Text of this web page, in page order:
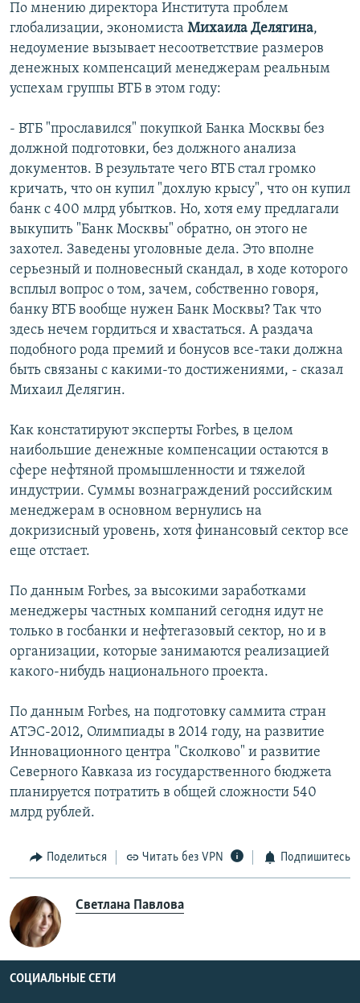
По мнению директора Института проблем
глобализации, экономиста Михаила Делягина,
недоумение вызывает несоответствие размеров
денежных компенсаций менеджерам реальным
успехам группы ВТБ в этом году:
- ВТБ "прославился" покупкой Банка Москвы без
должной подготовки, без должного анализа
документов. В результате чего ВТБ стал громко
кричать, что он купил "дохлую крысу", что он купил
банк с 400 млрд убытков. Но, хотя ему предлагали
выкупить "Банк Москвы" обратно, он этого не
захотел. Заведены уголовные дела. Это вполне
серьезный и полновесный скандал, в ходе которого
всплыл вопрос о том, зачем, собственно говоря,
банку ВТБ вообще нужен Банк Москвы? Так что
здесь нечем гордиться и хвастаться. А раздача
подобного рода премий и бонусов все-таки должна
быть связаны с какими-то достижениями, - сказал
Михаил Делягин.
Как констатируют эксперты Forbes, в целом
наибольшие денежные компенсации остаются в
сфере нефтяной промышленности и тяжелой
индустрии. Суммы вознаграждений российским
менеджерам в основном вернулись на
докризисный уровень, хотя финансовый сектор все
еще отстает.
По данным Forbes, за высокими заработками
менеджеры частных компаний сегодня идут не
только в госбанки и нефтегазовый сектор, но и в
организации, которые занимаются реализацией
какого-нибудь национального проекта.
По данным Forbes, на подготовку саммита стран
АТЭС-2012, Олимпиады в 2014 году, на развитие
Инновационного центра "Сколково" и развитие
Северного Кавказа из государственного бюджета
планируется потратить в общей сложности 540
млрд рублей.
Поделиться Читать без VPN Подпишитесь
Светлана Павлова
СОЦИАЛЬНЫЕ СЕТИ